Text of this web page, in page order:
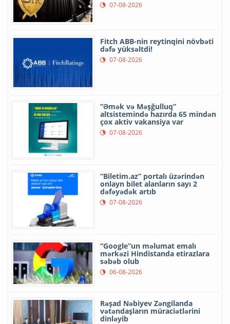
07-08-2026
Fitch ABB-nin reytinqini növbəti
dəfə yüksəltdi!
07-08-2026
“Əmək və Məşğulluq”
altsistemində hazırda 65 mindən
çox aktiv vakansiya var
07-08-2026
“Biletim.az” portalı üzərindən
onlayn bilet alanların sayı 2
dəfəyədək artıb
07-08-2026
“Google”un məlumat emalı
mərkəzi Hindistanda etirazlara
səbəb olub
06-08-2026
Rəşad Nəbiyev Zəngilanda
vətəndaşların müraciətlərini
dinləyib